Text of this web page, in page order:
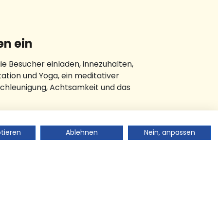
ein
Besucher einladen, innezuhalten,
und Yoga, ein meditativer
Achtsamkeit und das
Ablehnen Nein, anpassen